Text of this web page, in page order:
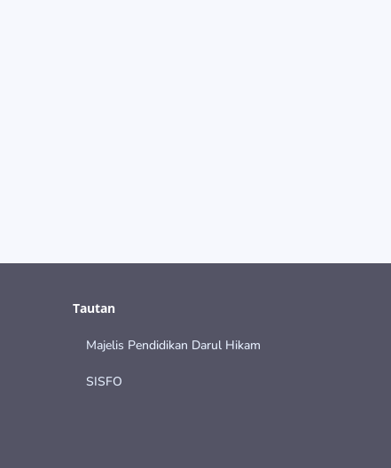
Tautan
Majelis Pendidikan Darul Hikam
SISFO